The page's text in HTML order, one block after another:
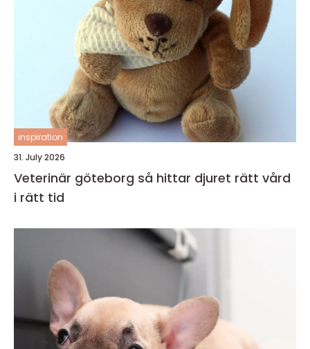
inspiration
31. July 2026
Veterinär göteborg så hittar djuret rätt vård
i rätt tid